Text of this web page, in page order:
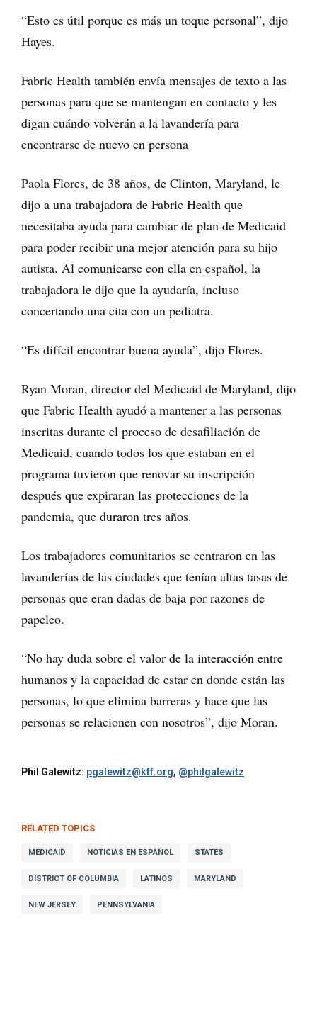
“Esto es útil porque es más un toque personal”, dijo
Hayes.
Fabric Health también envía mensajes de texto a las
personas para que se mantengan en contacto y les
digan cuándo volverán a la lavandería para
encontrarse de nuevo en persona
Paola Flores, de 38 años, de Clinton, Maryland, le
dijo a una trabajadora de Fabric Health que
necesitaba ayuda para cambiar de plan de Medicaid
para poder recibir una mejor atención para su hijo
autista. Al comunicarse con ella en español, la
trabajadora le dijo que la ayudaría, incluso
concertando una cita con un pediatra.
“Es difícil encontrar buena ayuda”, dijo Flores.
Ryan Moran, director del Medicaid de Maryland, dijo
que Fabric Health ayudó a mantener a las personas
inscritas durante el proceso de desafiliación de
Medicaid, cuando todos los que estaban en el
programa tuvieron que renovar su inscripción
después que expiraran las protecciones de la
pandemia, que duraron tres años.
Los trabajadores comunitarios se centraron en las
lavanderías de las ciudades que tenían altas tasas de
personas que eran dadas de baja por razones de
papeleo.
“No hay duda sobre el valor de la interacción entre
humanos y la capacidad de estar en donde están las
personas, lo que elimina barreras y hace que las
personas se relacionen con nosotros”, dijo Moran.
Phil Galewitz: pgalewitz@kff.org, @philgalewitz
RELATED TOPICS
MEDICAID NOTICIAS EN ESPAÑOL STATES
DISTRICT OF COLUMBIA LATINOS MARYLAND
NEW JERSEY PENNSYLVANIA